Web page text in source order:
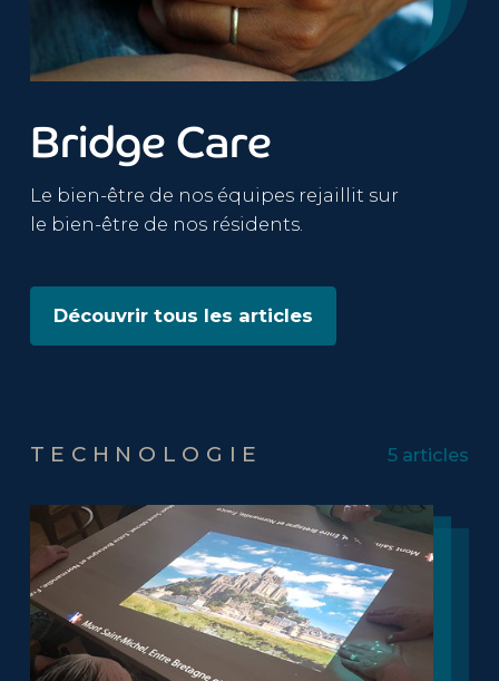
Bridge Care
Le bien-être de nos équipes rejaillit sur
le bien-être de nos résidents.
Découvrir tous les articles
TECHNOLOGIE 5 articles